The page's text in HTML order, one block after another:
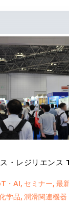
ス・レジリエン
・AI, セミナー,最
学品,潤滑関連機器